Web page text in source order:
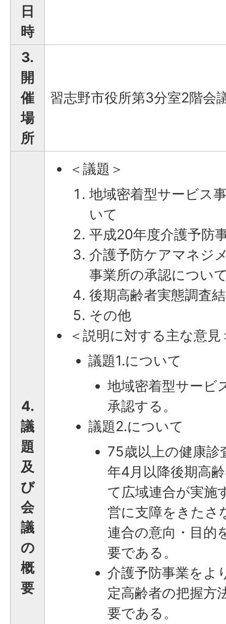
日
時
3.
開
催
場
所
習志野市役所第3分室2階会
4.
議
題
及
び
会
議
の
概
要
＜議題＞
地域密着型サービス
いて
平成20年度介護予防
介護予防ケアマネジ
事業所の承認につい
後期高齢者実態調査
その他
＜説明に対する主な意見
議題1.について
地域密着型サービ
承認する。
議題2.について
75歳以上の健康
年4月以降後期高
て広域連合が実施
営に支障をきたさ
連合の意向・目的
要である。
介護予防事業をよ
定高齢者の把握方
要である。